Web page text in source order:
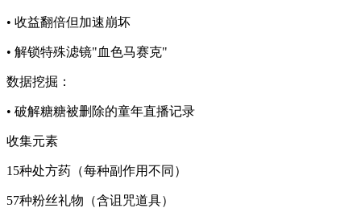
• 收益翻倍但加速崩坏
• 解锁特殊滤镜"血色马赛克"
数据挖掘：
• 破解糖糖被删除的童年直播记录
​​收集元素​​
15种处方药（每种副作用不同）
57种粉丝礼物（含诅咒道具）